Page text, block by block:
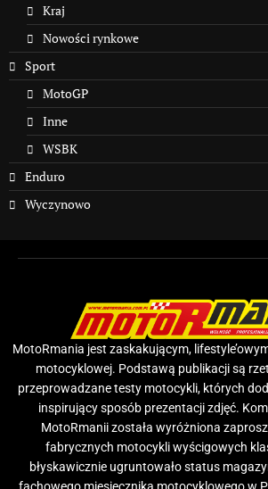
Kraj
Nowości rynkowe
Sport
MotoGP
Inne
WSBK
Enduro
Wyczynowo
MotoRmania jest zaskakującym,
motocyklowej. Podstawą publikacji są
przeprowadzane testy motocykli, których
inspirujący sposób prezentacji zdjęć.
MotoRmanii została wyróżniona
fabrycznych motocykli wyścigowych
błyskawicznie ugruntowało status
fachowego miesięcznika motocyklowego w